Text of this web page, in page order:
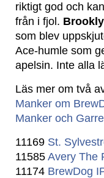
riktigt god och
från i fjol.
som blev
Ace-humle som
apelsin. Inte alla
Läs mer om två
Manker om
Manker och
11169 St.
11585 Avery The
11174 BrewDog